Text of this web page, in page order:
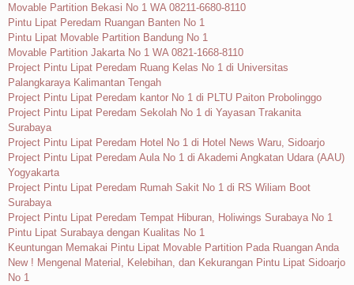
Movable Partition Bekasi No 1 WA 08211-6680-8110
Pintu Lipat Peredam Ruangan Banten No 1
Pintu Lipat Movable Partition Bandung No 1
Movable Partition Jakarta No 1 WA 0821-1668-8110
Project Pintu Lipat Peredam Ruang Kelas No 1 di Universitas
Palangkaraya Kalimantan Tengah
Project Pintu Lipat Peredam kantor No 1 di PLTU Paiton Probolinggo
Project Pintu Lipat Peredam Sekolah No 1 di Yayasan Trakanita
Surabaya
Project Pintu Lipat Peredam Hotel No 1 di Hotel News Waru, Sidoarjo
Project Pintu Lipat Peredam Aula No 1 di Akademi Angkatan Udara (AAU)
Yogyakarta
Project Pintu Lipat Peredam Rumah Sakit No 1 di RS Wiliam Boot
Surabaya
Project Pintu Lipat Peredam Tempat Hiburan, Holiwings Surabaya No 1
Pintu Lipat Surabaya dengan Kualitas No 1
Keuntungan Memakai Pintu Lipat Movable Partition Pada Ruangan Anda
New ! Mengenal Material, Kelebihan, dan Kekurangan Pintu Lipat Sidoarjo
No 1